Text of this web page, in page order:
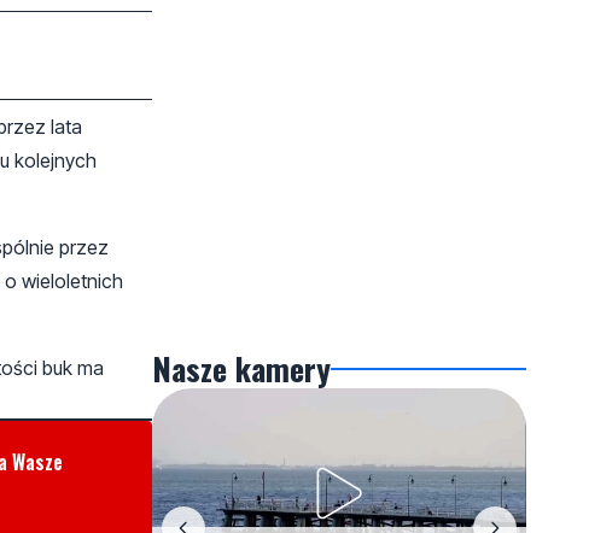
lata
kolejnych
przez
o wieloletnich
buk ma
Wasze
Nasze kamery